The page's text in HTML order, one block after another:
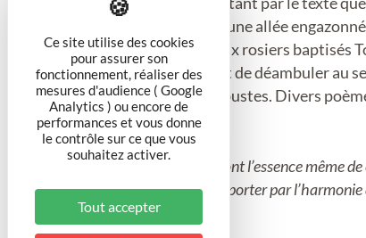
composition repose sur une allée
rosier ; Toul possède deux rosiers baptisés
Ce cheminement permet de déambuler au
graminées, rosiers et arbustes. Divers
sont à découvrir.
Patrimoine et littérature sont l’essence même
Ville de Toul. Laissez-vous porter par
Ce site utilise des cookies
pour assurer son
fonctionnement, réaliser des
mesures d'audience ( Google
Analytics ) ou encore de
performances et vous donne
le contrôle sur ce que vous
souhaitez activer.
Tout accepter